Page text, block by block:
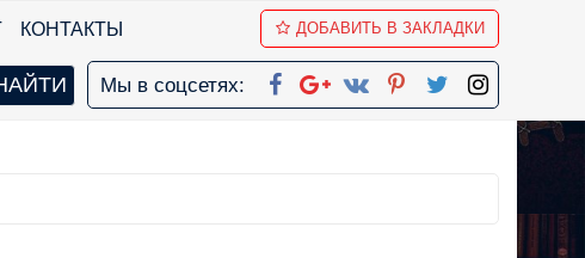
КОНТАКТЫ ДОБАВИТЬ В ЗАКЛАДКИ
Мы в соцсетях: